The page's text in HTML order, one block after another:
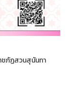
ชภัฏสวนสุนันทา